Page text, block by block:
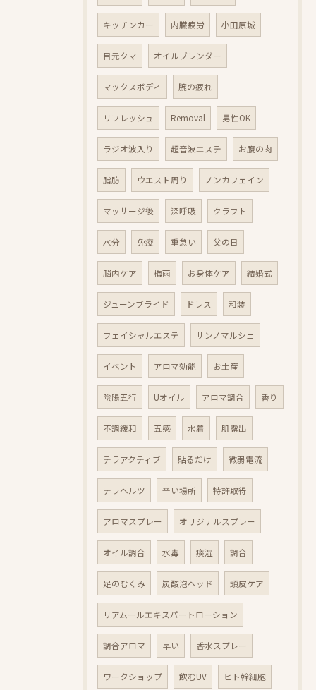
キッチンカー 内臓疲労 小田原城
目元クマ オイルブレンダー
マックスボディ 腕の疲れ
リフレッシュ Removal 男性OK
ラジオ波入り 超音波エステ お腹の肉
脂肪 ウエスト周り ノンカフェイン
マッサージ後 深呼吸 クラフト
水分 免疫 重怠い 父の日
脳内ケア 梅雨 お身体ケア 結婚式
ジューンブライド ドレス 和装
フェイシャルエステ サンノマルシェ
イベント アロマ効能 お土産
陰陽五行 Uオイル アロマ調合 香り
不調緩和 五感 水着 肌露出
テラアクティブ 貼るだけ 微弱電流
テラヘルツ 辛い場所 特許取得
アロマスプレー オリジナルスプレー
オイル調合 水毒 痰湿 調合
足のむくみ 炭酸泡ヘッド 頭皮ケア
リアムールエキスパートローション
調合アロマ 早い 香水スプレー
ワークショップ 飲むUV ヒト幹細胞